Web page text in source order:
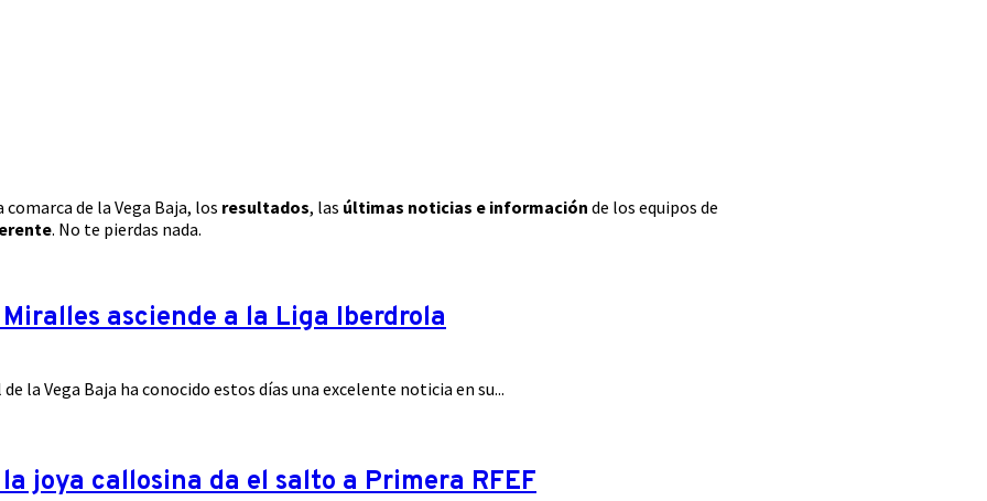
de la Vega Baja, los resultados, las últimas noticias e información de los equipos de
. No te pierdas nada.
asciende a la Liga Iberdrola
la Vega Baja ha conocido estos días una excelente noticia en su...
joya callosina da el salto a Primera RFEF